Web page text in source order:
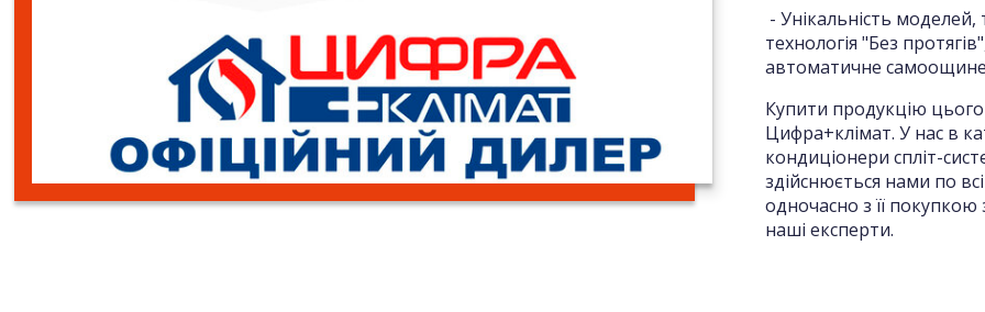
- Унікальність
технологія "Без
автоматичне
Купити продукцію
Цифра+клімат. У нас в
кондиціонери спліт-
здійснюється нами по
одночасно з її
наші експерти.